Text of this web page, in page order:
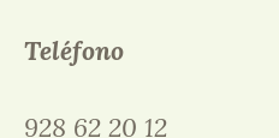
Teléfono
928 62 20 12